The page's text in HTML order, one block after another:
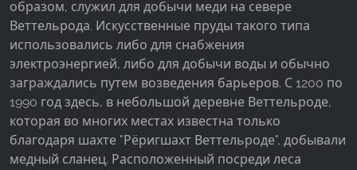
образом, служил для добычи меди на севере
Веттельрода. Искусственные пруды такого типа
использовались либо для снабжения
электроэнергией, либо для добычи воды и обычно
заграждались путем возведения барьеров. С 1200 по
1990 год здесь, в небольшой деревне Веттельроде,
которая во многих местах известна только
благодаря шахте "Рёригшахт Веттельроде", добывали
медный сланец. Расположенный посреди леса
Facebook Pixel
Name:
_fbp, fr, _fbq, fbq
Provider:
Facebook Ireland Ltd.
Purpose:
Измерение рекламы и маркетинг